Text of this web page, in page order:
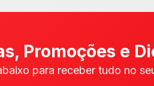
Promoções e
para receber tudo no